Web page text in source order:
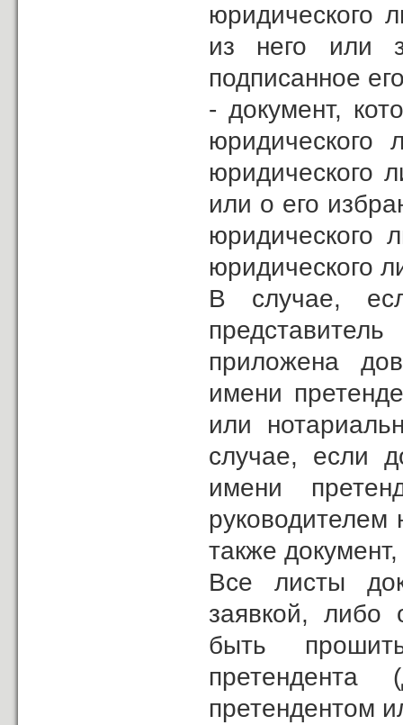
юридического
из него или
подписанное
- документ,
юридического
юридического
или о его
юридического
юридического
В случае,
приложена
имени
или
случае, если
имени
руководителем
также
Все листы
заявкой, либо
быть
претендентом